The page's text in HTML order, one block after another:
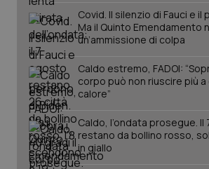
Covid. Il silenzio di Fauci e il
Ma il Quinto Emendamento
un’ammissione di colpa
Caldo estremo, FADOI:
corpo può non riuscire più
calore”
Caldo, l’ondata prosegue.
restano da bollino rosso,
in giallo
PHPSESSID